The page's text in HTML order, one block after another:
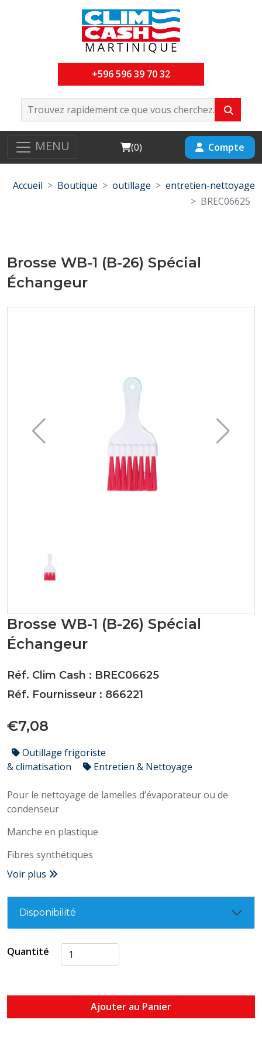
+596 596 39 70 32
MENU Cart
(0) Compte
Accueil Boutique outillage
entretien-nettoyage
BREC06625
Brosse WB-1 (B-26) Spécial
Échangeur
Brosse WB-1 (B-26) Spécial
Échangeur
Réf. Clim Cash : BREC06625
Réf. Fournisseur : 866221
€7,08
Outillage frigoriste
& climatisation
Entretien & Nettoyage
Pour le nettoyage de lamelles d’évaporateur ou de
condenseur
Manche en plastique
Fibres synthétiques
Voir plus
Disponibilité
Quantité
Ajouter au Panier